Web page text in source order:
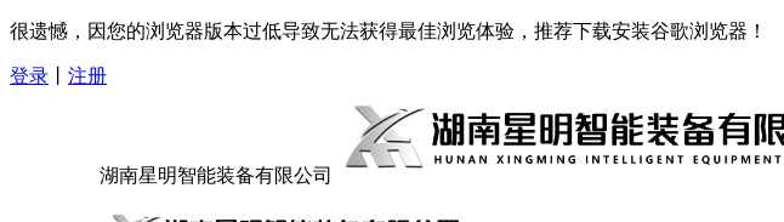
很遗憾，因您的浏览器版本过低导致无法获得最佳浏览体验，推荐下载安装谷歌浏览器！
登录 注册
湖南星明智能装备有限公司